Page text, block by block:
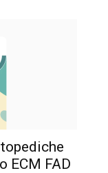
ECM FAD